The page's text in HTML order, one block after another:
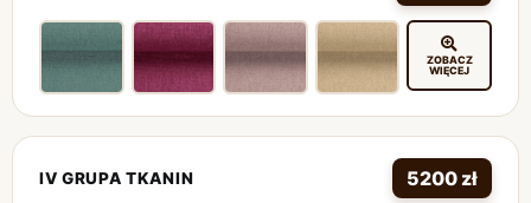
ZOBACZ
WIĘCEJ
IV GRUPA TKANIN 5200 zł